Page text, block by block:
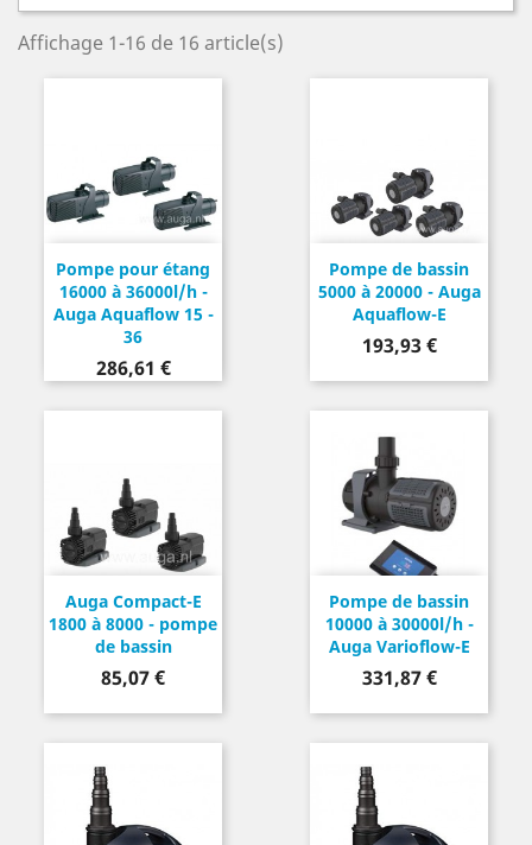
Affichage 1-16 de 16 article(s)
Pompe pour étang
16000 à 36000l/h -
Auga Aquaflow 15 -
36
Prix
286,61 €
Pompe de bassin
5000 à 20000 - Auga
Aquaflow-E
Prix
193,93 €
Auga Compact-E
1800 à 8000 - pompe
de bassin
Prix
85,07 €
Pompe de bassin
10000 à 30000l/h -
Auga Varioflow-E
Prix
331,87 €